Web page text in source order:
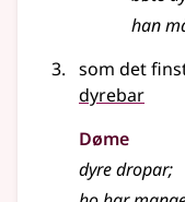
han
som det
dyrebar
Døme
dyre dropar;